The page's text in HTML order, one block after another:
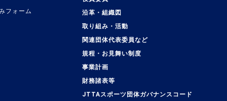
フォーム
沿革・組織図
取り組み・活動
関連団体代表委員など
規程・お見舞い制度
事業計画
財務諸表等
JTTAスポーツ団体ガバナンスコード